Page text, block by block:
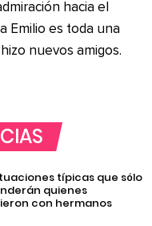
hacia el
Emilio es toda una
nuevos amigos.
típicas que sólo
quienes
con hermanos